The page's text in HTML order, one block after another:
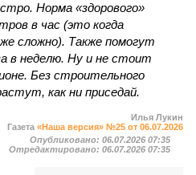
Норма «здорового»
в час (это когда
сложно). Также помогут
в неделю. Ну и не стоит
Без строительного
как ни приседай.
Илья Лукин
Газета «Наша версия» №25 от 06.07.2026
Опубликовано: 06.07.2026 07:35
Отредактировано: 06.07.2026 07:35